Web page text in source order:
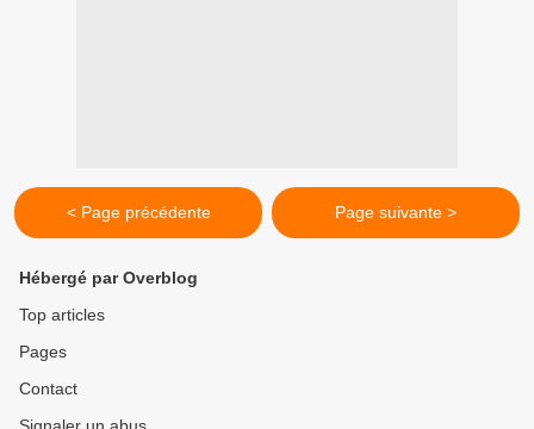
< Page précédente Page suivante >
Hébergé par Overblog
Top articles
Pages
Contact